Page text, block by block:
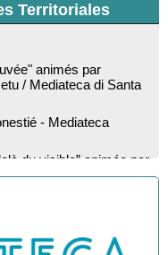
Territoriales
/ Mediateca di Santa
Malberti Morin :
- Mediateca